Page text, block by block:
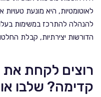
לאוטומטיות, היא מונעת
להנהלה להתרכז במשימות
הדורשות יצירתיות, קבלת
רוצים לקחת
קדימה? שלבו